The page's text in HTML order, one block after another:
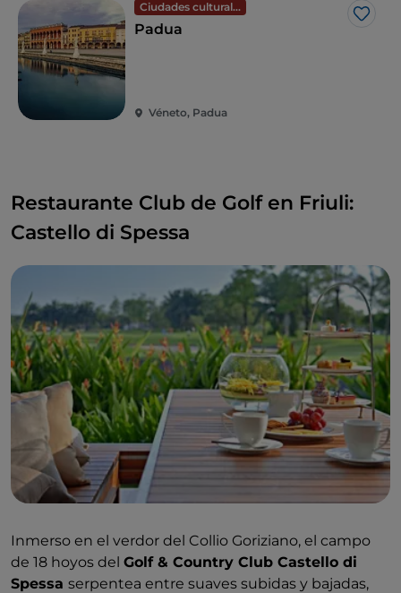
Ciudades culturales
Me
Padua
Véneto, Padua
Restaurante Club de Golf en Friuli:
Castello di Spessa
Inmerso en el verdor del Collio Goriziano, el campo
de 18 hoyos del Golf & Country Club Castello di
Spessa serpentea entre suaves subidas y bajadas,